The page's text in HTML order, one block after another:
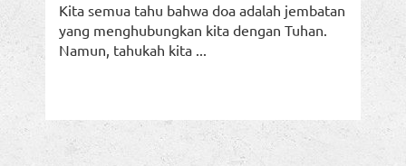
Kita semua tahu bahwa doa adalah jembatan
yang menghubungkan kita dengan Tuhan.
Namun, tahukah kita ...